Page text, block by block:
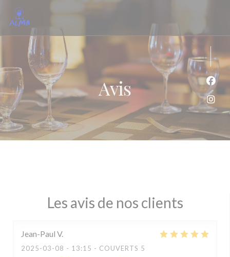
Personnalisation de vos choix en matière de cookies
Avis
Les avis de nos clients
Jean-Paul V
2025-03-08 - 13:15 - COUVERTS 5